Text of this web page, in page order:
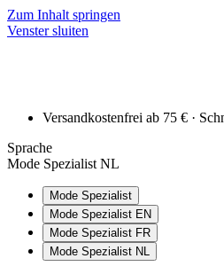
Zum Inhalt springen
Venster sluiten
Versandkostenfrei ab 75 € ·
Sprache
Mode Spezialist NL
Mode Spezialist
Mode Spezialist EN
Mode Spezialist FR
Mode Spezialist NL